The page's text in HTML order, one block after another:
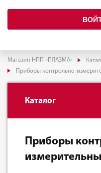
Магазин НПП «ПЛАЗМА»
Приборы контрольно-
Каталог
Приборы